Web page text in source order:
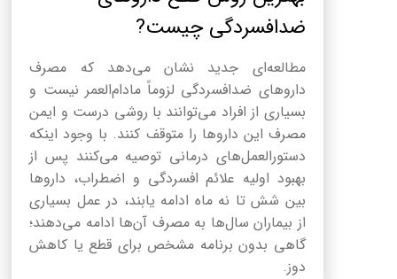
ضدافسردگی چیست?
مطالعه‌ای جدید نشان می‌دهد که مصرف
داروهای ضدافسردگی لزوماً مادام‌العمر نیست و
بسیاری از افراد می‌توانند با روشی درست و ایمن
مصرف این داروها را متوقف کنند. با وجود اینکه
دستورالعمل‌های درمانی توصیه می‌کنند پس از
بهبود اولیه علائم افسردگی و اضطراب، داروها
بین شش تا نه ماه ادامه یابند، در عمل بسیاری
از بیماران سال‌ها به مصرف آن‌ها ادامه می‌دهند؛
گاهی بدون برنامه مشخص برای قطع یا کاهش
دوز.